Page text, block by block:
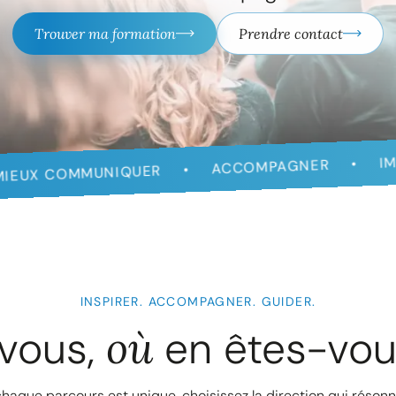
Trouver ma formation Prendre contact
ACCOMPAGNER IMPACTER
INSPIRER. ACCOMPAGNER. GUIDER.
oùen êtes-